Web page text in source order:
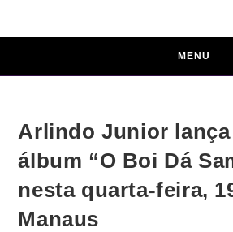
MENU
Arlindo Junior
álbum “O Boi Dá
nesta quarta-feira,
Manaus